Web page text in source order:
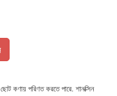
কণায় পরিণত করতে পারে. শানক্সিন